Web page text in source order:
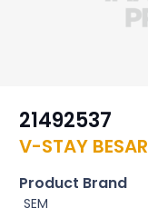
21492537
V-STAY BESAR
Product Brand
SEM